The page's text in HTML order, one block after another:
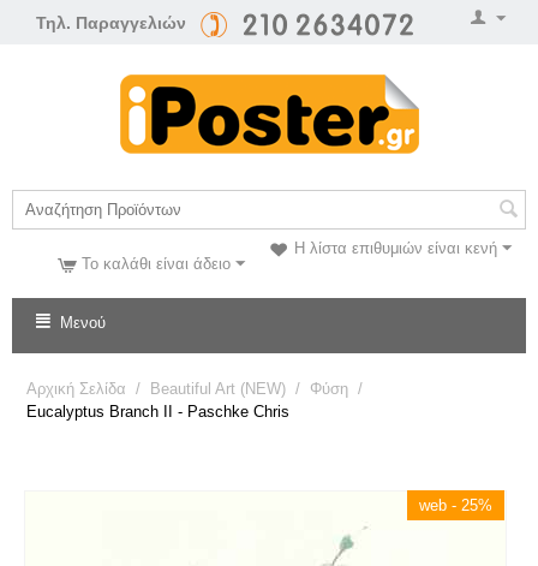
Τηλ. Παραγγελιών
Η λίστα επιθυμιών είναι κενή
Το καλάθι είναι άδειο
Μενού
Αρχική Σελίδα / Beautiful Art (NEW) / Φύση /
Eucalyptus Branch II - Paschke Chris
web - 25%